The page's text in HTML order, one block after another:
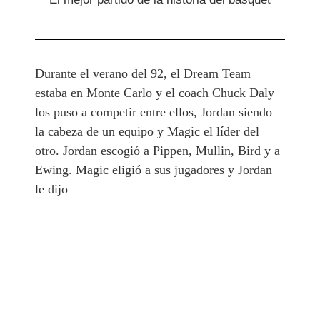
Durante el verano del 92, el Dream Team
estaba en Monte Carlo y el coach Chuck Daly
los puso a competir entre ellos, Jordan siendo
la cabeza de un equipo y Magic el líder del
otro. Jordan escogió a Pippen, Mullin, Bird y a
Ewing. Magic eligió a sus jugadores y Jordan
le dijo